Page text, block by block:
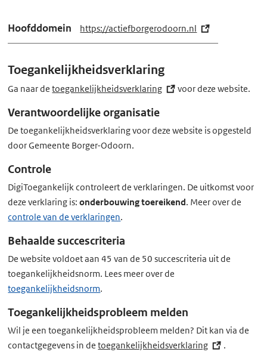
Hoofddomein https://actiefborgerodoorn.nl (e
x
r
l
Toegankelijkheidsverklaring
Ga naar detoegankelijkheidsverklaring (externe
voor deze website.
Verantwoordelijke organisatie
De toegankelijkheidsverklaring voor deze website is opgesteld
door Gemeente Borger-Odoorn.
Controle
DigiToegankelijk controleert de verklaringen. De uitkomst voor
deze verklaring is:onderbouwing toereikend. Meer over de
controle van de verklaringen.
Behaalde succescriteria
De website voldoet aan 45 van de 50 succescriteria uit de
toegankelijkheidsnorm. Lees meer over de
toegankelijkheidsnorm.
Toegankelijkheidsprobleem melden
Wil je een toegankelijkheidsprobleem melden? Dit kan via de
contactgegevens in detoegankelijkheidsverklaring (externe
.